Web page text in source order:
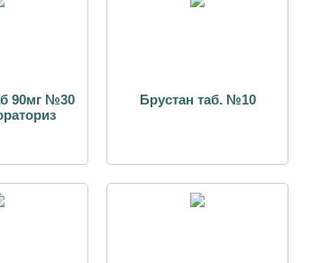
90мг №30
Брустан таб. №10